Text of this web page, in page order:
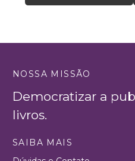
NOSSA MISSÃO
Democratizar a
livros.
SAIBA MAIS